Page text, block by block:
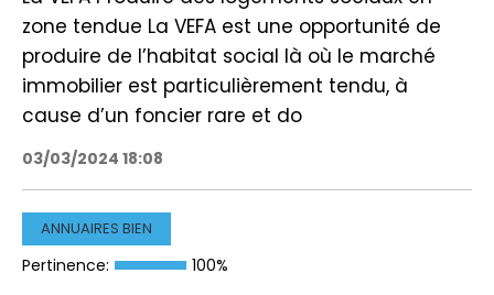
zone tendue La VEFA est une opportunité de
produire de l’habitat social là où le marché
immobilier est particulièrement tendu, à
cause d’un foncier rare et do
03/03/2024 18:08
ANNUAIRES BIEN
Pertinence: 100%